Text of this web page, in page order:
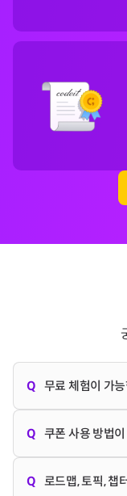
Q 무료 체험이 가
아래 토픽에 대해
- 프로그래밍 시
Q 쿠폰 사용 방법
[이미 쿠폰이 등
Q 로드맵, 토픽, 챕